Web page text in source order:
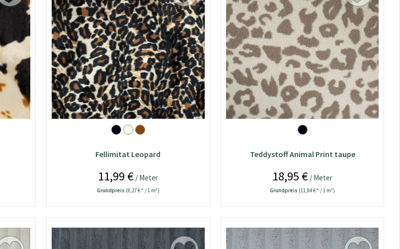
Fellimitat Leopard
11,99 € / Meter
Grundpreis (8,27 € * / 1 m²)
Teddystoff Animal Print taupe
18,95 € / Meter
Grundpreis (11,84 € * / 1 m²)